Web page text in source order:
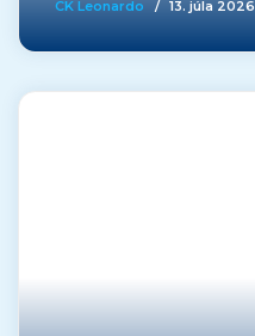
CK Leonardo / 13. júla 2026